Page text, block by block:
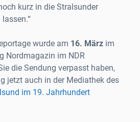
kurz in die Stralsunder
wurde am 16. März im
Nordmagazin im NDR
die Sendung verpasst haben,
jetzt auch in der Mediathek des
im 19. Jahrhundert